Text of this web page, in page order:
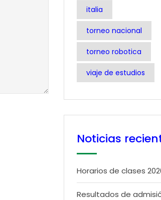
italia
torneo nacional
torneo robotica
viaje de estudios
Noticias
Horarios de clases
Resultados de